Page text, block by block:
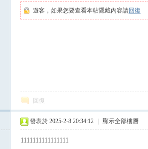
遊客，如果您要查看本帖隱藏內容請回復
回復
發表於 2025-2-8 20:34:12 顯示全部樓層
1111111111111111